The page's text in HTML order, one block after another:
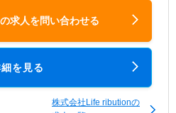
求人を問い合わせる
を見る
株式会社Life ributionの